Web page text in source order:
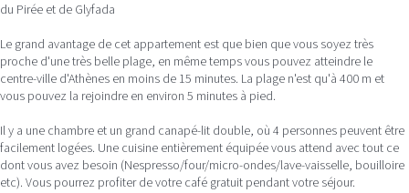
du Pirée et de Glyfada
Le grand avantage de cet appartement est que bien que vous soyez très
proche d'une très belle plage, en même temps vous pouvez atteindre le
centre-ville d'Athènes en moins de 15 minutes. La plage n'est qu'à 400 m et
vous pouvez la rejoindre en environ 5 minutes à pied.
Il y a une chambre et un grand canapé-lit double, où 4 personnes peuvent être
facilement logées. Une cuisine entièrement équipée vous attend avec tout ce
dont vous avez besoin (Nespresso/four/micro-ondes/lave-vaisselle, bouilloire
etc). Vous pourrez profiter de votre café gratuit pendant votre séjour.